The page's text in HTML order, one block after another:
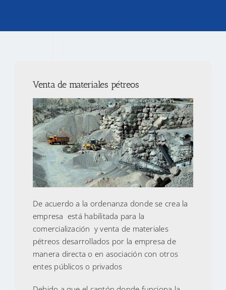
TRANSPARENCIA
CONTACTO
Venta de materiales pétreos
De acuerdo a la ordenanza donde se crea la
empresa está habilitada para la
comercialización y venta de materiales
pétreos desarrollados por la empresa de
manera directa o en asociación con otros
entes públicos o privados